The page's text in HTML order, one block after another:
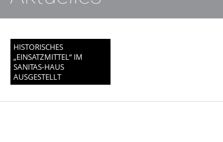
HISTORISCHES
„EINSATZMITTEL“ IM
SANITAS-HAUS
AUSGESTELLT